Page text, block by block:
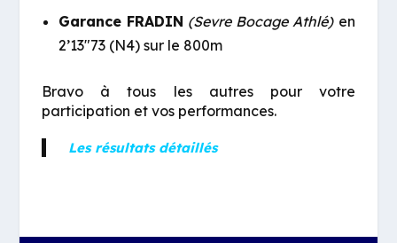
Garance FRADIN (Sevre Bocage Athlé)en
2’13″73 (N4) sur le 800m
Bravo à tous les autres pour votre
participation et vos performances.
Les résultats détaillés